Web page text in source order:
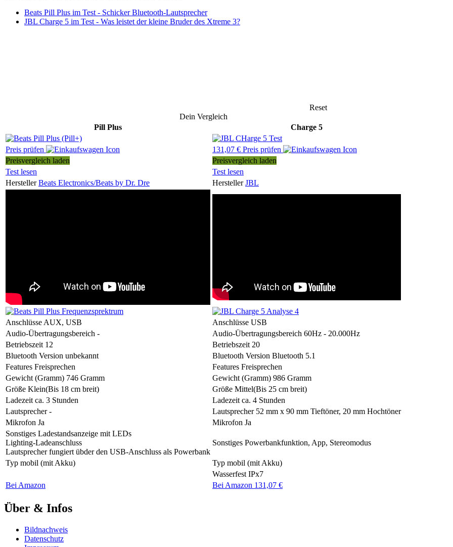
Beats Pill Plus im Test - Schicker Bluetooth-Lautsprecher
JBL Charge 5 im Test - Was leistet der kleine Bruder des Xtreme 3?
Reset
Dein Vergleich
Pill Plus
Charge 5
Preis prüfen
131,07 € Preis prüfen
Preisvergleich laden
Preisvergleich laden
Test lesen
Test lesen
Hersteller Beats Electronics/Beats by Dr. Dre Hersteller JBL
Anschlüsse AUX, USB Anschlüsse USB
Audio-Übertragungsbereich - Audio-Übertragungsbereich 60Hz - 20.000Hz
Betriebszeit 12 Betriebszeit 20
Bluetooth Version unbekannt Bluetooth Version Bluetooth 5.1
Features Freisprechen Features Freisprechen
Gewicht (Gramm) 746 Gramm Gewicht (Gramm) 986 Gramm
Größe Klein(Bis 18 cm breit) Größe Mittel(Bis 25 cm breit)
Ladezeit ca. 3 Stunden Ladezeit ca. 4 Stunden
Lautsprecher- Lautsprecher52 mm x 90 mm Tieftöner, 20 mm Hochtöner
Mikrofon Ja Mikrofon Ja
Sonstiges Ladestandsanzeige mit LEDs
Lighting-Ladeanschluss
Lautsprecher fungiert übder den USB-Anschluss als Powerbank
Sonstiges Powerbankfunktion, App, Stereomodus
Typ mobil (mit Akku) Typ mobil (mit Akku)
Wasserfest IPx7
Bei Amazon
Bei Amazon 131,07 €
Über & Infos
Bildnachweis
Datenschutz